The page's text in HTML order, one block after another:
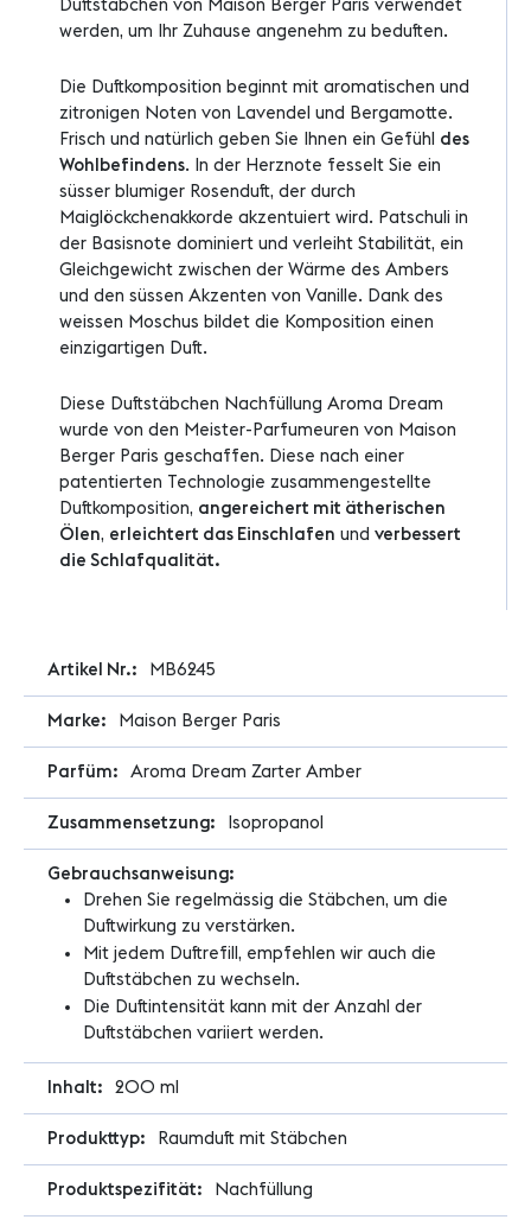
Duftstäbchen von Maison Berger Paris verwendet
werden, um Ihr Zuhause angenehm zu beduften.
Die Duftkomposition beginnt mit aromatischen und
zitronigen Noten von Lavendel und Bergamotte.
Frisch und natürlich geben Sie Ihnen ein Gefühl des
Wohlbefindens. In der Herznote fesselt Sie ein
süsser blumiger Rosenduft, der durch
Maiglöckchenakkorde akzentuiert wird. Patschuli in
der Basisnote dominiert und verleiht Stabilität, ein
Gleichgewicht zwischen der Wärme des Ambers
und den süssen Akzenten von Vanille. Dank des
weissen Moschus bildet die Komposition einen
einzigartigen Duft.
Diese Duftstäbchen Nachfüllung Aroma Dream
wurde von den Meister-Parfumeuren von Maison
Berger Paris geschaffen. Diese nach einer
patentierten Technologie zusammengestellte
Duftkomposition, angereichert mit ätherischen
Ölen, erleichtert das Einschlafen und verbessert
die Schlafqualität.
MB6245
Maison Berger Paris
Aroma Dream Zarter Amber
Isopropanol
Drehen Sie regelmässig die Stäbchen, um die
Duftwirkung zu verstärken.
Mit jedem Duftrefill, empfehlen wir auch die
Duftstäbchen zu wechseln.
Die Duftintensität kann mit der Anzahl der
Duftstäbchen variiert werden.
200 ml
Raumduft mit Stäbchen
Nachfüllung